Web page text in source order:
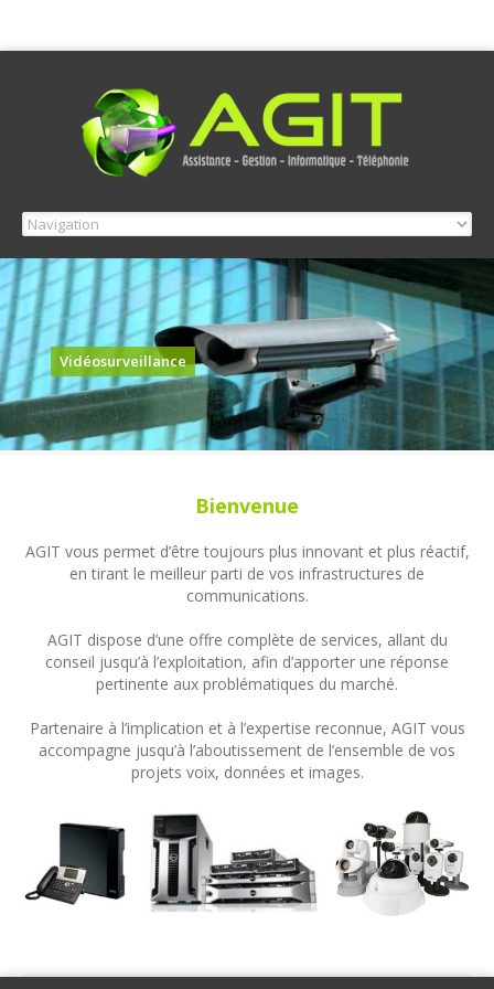
Vidéosurveillance
Bienvenue
AGIT vous permet d’être toujours plus innovant et plus réactif,
en tirant le meilleur parti de vos infrastructures de
communications.
AGIT dispose d’une offre complète de services, allant du
conseil jusqu’à l’exploitation, afin d’apporter une réponse
pertinente aux problématiques du marché.
Partenaire à l’implication et à l’expertise reconnue, AGIT vous
accompagne jusqu’à l’aboutissement de l’ensemble de vos
projets voix, données et images.